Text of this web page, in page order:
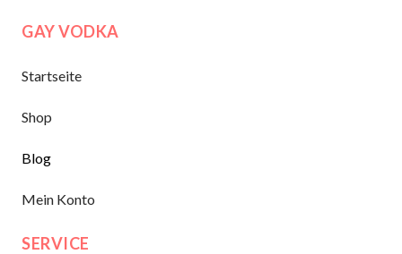
GAY VODKA
Startseite
Shop
Blog
Mein Konto
SERVICE